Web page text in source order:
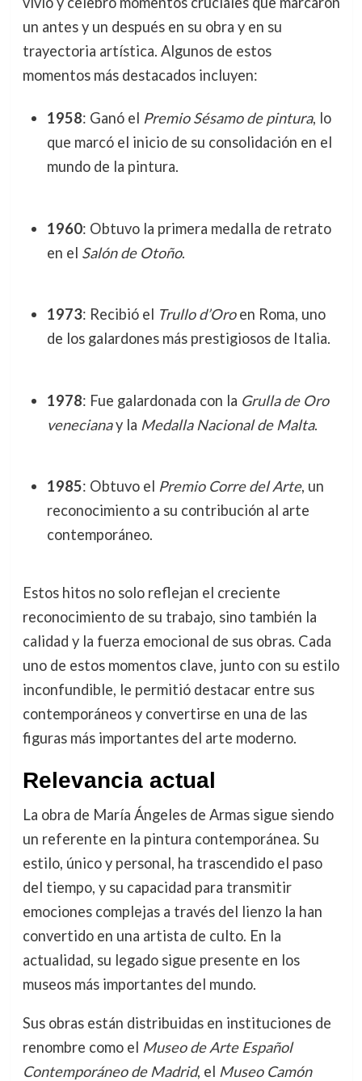
un antes y un después en su obra y en su
trayectoria artística. Algunos de estos
momentos más destacados incluyen:
1958: Ganó el Premio Sésamo de pintura, lo
que marcó el inicio de su consolidación en el
mundo de la pintura.
1960: Obtuvo la primera medalla de retrato
en el Salón de Otoño.
1973: Recibió el Trullo d’Oroen Roma, uno
de los galardones más prestigiosos de Italia.
1978: Fue galardonada con la Grulla de Oro
venecianay la Medalla Nacional de Malta.
1985: Obtuvo el Premio Corre del Arte, un
reconocimiento a su contribución al arte
contemporáneo.
Estos hitos no solo reflejan el creciente
reconocimiento de su trabajo, sino también la
calidad y la fuerza emocional de sus obras. Cada
uno de estos momentos clave, junto con su estilo
inconfundible, le permitió destacar entre sus
contemporáneos y convertirse en una de las
figuras más importantes del arte moderno.
Relevancia actual
La obra de María Ángeles de Armas sigue siendo
un referente en la pintura contemporánea. Su
estilo, único y personal, ha trascendido el paso
del tiempo, y su capacidad para transmitir
emociones complejas a través del lienzo la han
convertido en una artista de culto. En la
actualidad, su legado sigue presente en los
museos más importantes del mundo.
Sus obras están distribuidas en instituciones de
renombre como el Museo de Arte Español
Contemporáneo de Madrid, el Museo Camón